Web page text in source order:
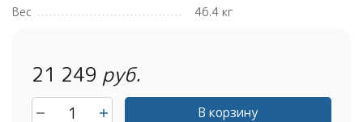
Вес
46.4 кг
21 249 руб.
В корзину